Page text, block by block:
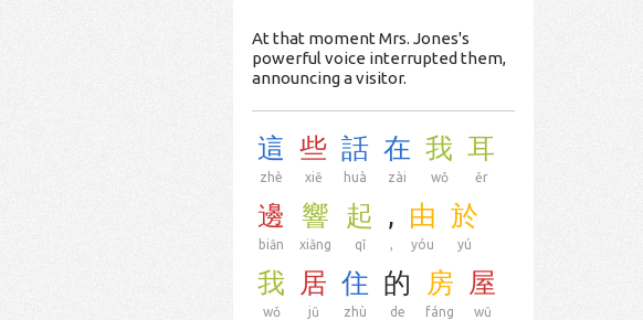
At that moment Mrs. Jones's
powerful voice interrupted them,
announcing a visitor.
這
zhè
些
xiē
話
huà
在
zài
我
wǒ
耳
ěr
邊
biān
響
xiǎng
起
qǐ
,
,
由
yóu
於
yú
我
wǒ
居
jū
住
zhù
的
de
房
fáng
屋
wū